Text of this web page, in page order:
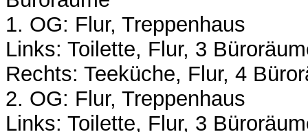
1. OG: Flur, Treppenhaus
Links: Toilette, Flur, 3
Rechts: Teeküche, Flur, 4
2. OG: Flur, Treppenhaus
Links: Toilette, Flur, 3